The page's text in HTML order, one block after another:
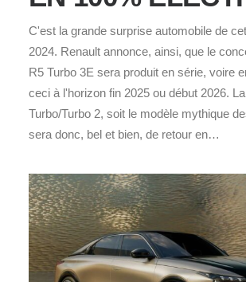
C'est la grande surprise automobile de
2024. Renault annonce, ainsi, que le
R5 Turbo 3E sera produit en série, voire
ceci à l'horizon fin 2025 ou début 2026.
Turbo/Turbo 2, soit le modèle mythique
sera donc, bel et bien, de retour en…